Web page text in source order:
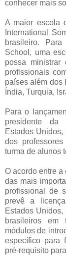
conhecer mais
A maior escola
International
brasileiro.
School, uma
possa
profissionais
países além dos
Índia, Turquia,
Para o
presidente da
Estados
dos
turma de alunos
O acordo entre
das mais
profissional de
prevê a
Estados
brasileiros em
módulos de
específico para
pré-requisito